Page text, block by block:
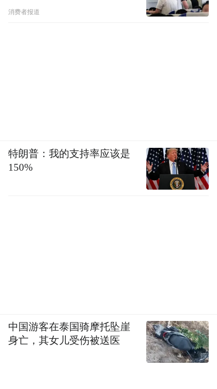
消费者报道
特朗普：我的支持率应该是
150%
中国游客在泰国骑摩托坠崖
身亡，其女儿受伤被送医